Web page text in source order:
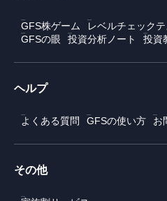
GFS株ゲーム レベルチェックテ
GFSの眼
投資分析ノート 投資
ヘルプ
よくある質問 GFSの使い方 お
その他